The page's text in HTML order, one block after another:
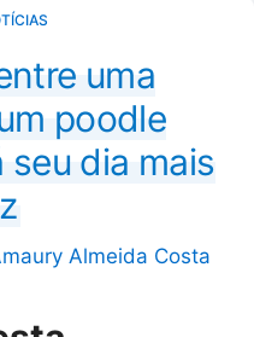
uma
poodle
dia mais
Almeida Costa